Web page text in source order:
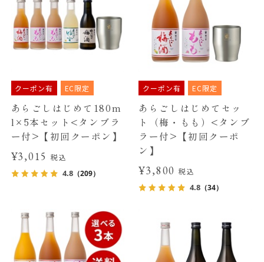
クーポン有 EC限定
あらごしはじめて180m
l×5本セット<タンブラ
ー付>【初回クーポン】
¥3,015税込
4.8（209）
クーポン有 EC限定
あらごしはじめてセッ
ト（梅・もも）<タンブ
ラー付>【初回クーポ
ン】
¥3,800 税込
4.8 （34）